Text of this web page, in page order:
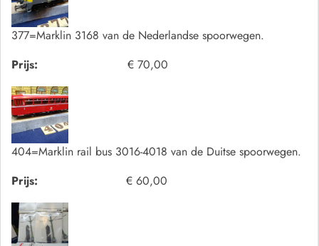
377=Marklin 3168 van de Nederlandse spoorwegen.
Prijs:
€ 70,00
404=Marklin rail bus 3016-4018 van de Duitse spoorwegen.
Prijs:
€ 60,00